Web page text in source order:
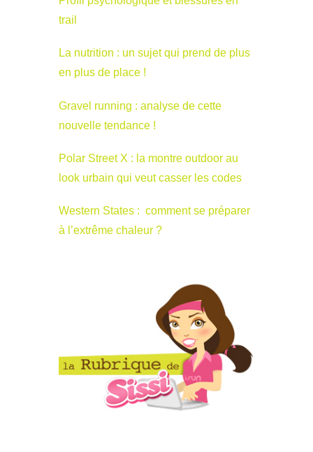
trail
La nutrition : un sujet qui prend de plus
en plus de place !
Gravel running : analyse de cette
nouvelle tendance !
Polar Street X : la montre outdoor au
look urbain qui veut casser les codes
Western States : comment se préparer
à l’extrême chaleur ?